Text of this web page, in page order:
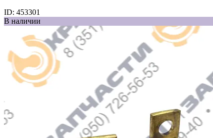
ID: 453301
В наличии